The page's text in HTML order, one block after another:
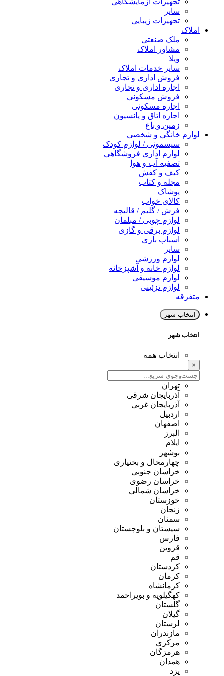
سایر
تجهیزات زیبایی
املاک
ملک صنعتی
مشاور املاک
ویلا
سایر خدمات املاک
فروش اداری و تجاری
اجاره اداری و تجاری
فروش مسکونی
اجاره مسکونی
اجاره اتاق و پانسیون
زمین و باغ
لوازم خانگی و شخصی
سیسمونی / لوازم کودک
لوازم اداری فروشگاهی
تصفیه آب و هوا
کیف و کفش
مجله و کتاب
پوشاک
کالای خواب
فرش / گلیم / قالیچه
لوازم چوبی / مبلمان
لوازم برقی و گازی
اسباب بازی
سایر
لوازم ورزشی
لوازم خانه و آشپزخانه
لوازم موسیقی
لوازم تزئینی
متفرقه
انتخاب شهر
انتخاب شهر
انتخاب همه
×
تهران
آذربایجان شرقی
آذربایجان غربی
اردبیل
اصفهان
البرز
ایلام
بوشهر
چهارمحال و بختیاری
خراسان جنوبی
خراسان رضوی
خراسان شمالی
خوزستان
زنجان
سمنان
سیستان و بلوچستان
فارس
قزوین
قم
کردستان
کرمان
کرمانشاه
کهگیلویه و بویراحمد
گلستان
گیلان
لرستان
مازندران
مرکزی
هرمزگان
همدان
یزد